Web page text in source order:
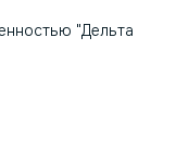
"Дельта